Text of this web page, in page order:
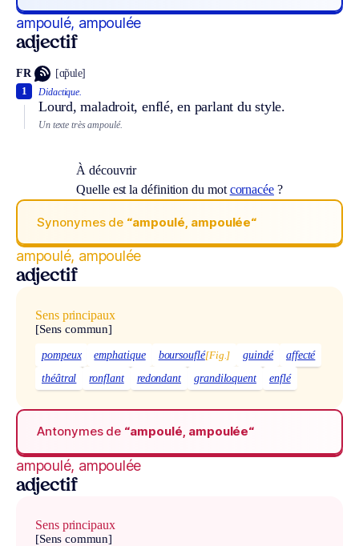
ampoulé, ampoulée
adjectif
FR [ɑ̃pule]
Didactique.
Lourd, maladroit, enflé, en parlant du style.
1
Un texte très ampoulé.
À découvrir
Quelle est la définition du mot cornacée?
Synonymes de “ampoulé, ampoulée“
ampoulé, ampoulée
adjectif
Sens principaux
[Sens commun]
pompeux emphatique boursouflé[Fig.] guindé
affecté
théâtral
ronflant redondant grandiloquent enflé
Antonymes de “ampoulé, ampoulée“
ampoulé, ampoulée
adjectif
Sens principaux
[Sens commun]